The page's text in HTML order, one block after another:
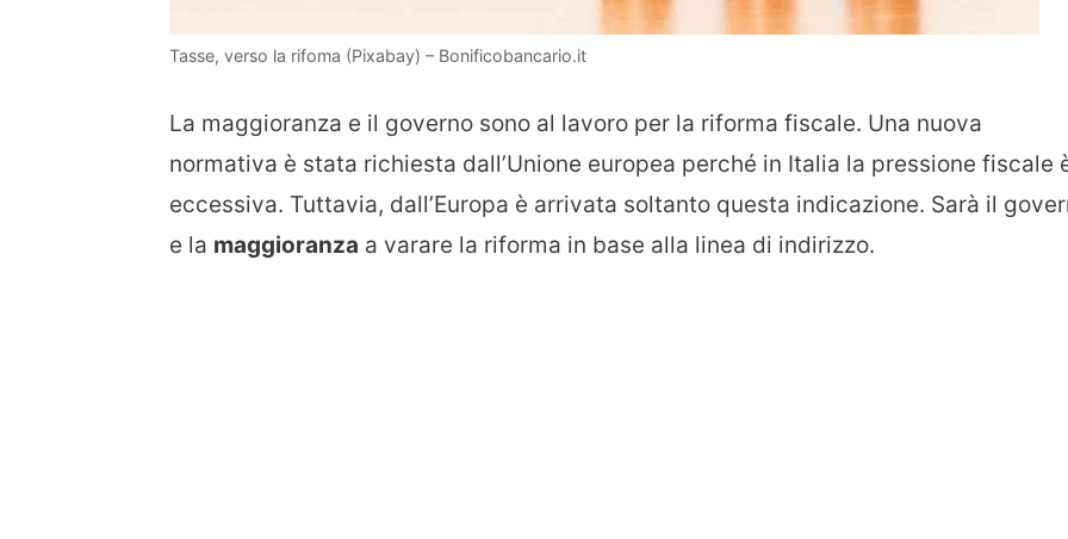
Tasse, verso la rifoma (Pixabay) – Bonificobancario.it
La maggioranza e il governo sono al lavoro per la riforma fiscale. Una nuova
normativa è stata richiesta dall’Unione europea perché in Italia la pressione fiscale
eccessiva. Tuttavia, dall’Europa è arrivata soltanto questa indicazione. Sarà il
e la maggioranza a varare la riforma in base alla linea di indirizzo.